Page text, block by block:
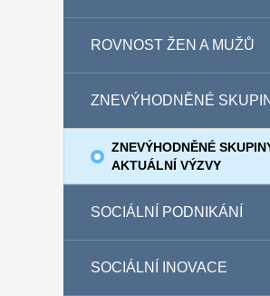
ROVNOST ŽEN A MUŽŮ
ZNEVÝHODNĚNÉ
ZNEVÝHODNĚNÉ
AKTUÁLNÍ VÝZVY
SOCIÁLNÍ PODNIKÁNÍ
SOCIÁLNÍ INOVACE